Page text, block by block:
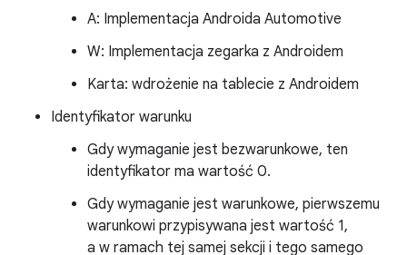
A: Implementacja Androida Automotive
W: Implementacja zegarka z Androidem
Karta: wdrożenie na tablecie z Androidem
Identyfikator warunku
Gdy wymaganie jest bezwarunkowe, ten
identyfikator ma wartość 0.
Gdy wymaganie jest warunkowe, pierwszemu
warunkowi przypisywana jest wartość 1,
a w ramach tej samej sekcji i tego samego